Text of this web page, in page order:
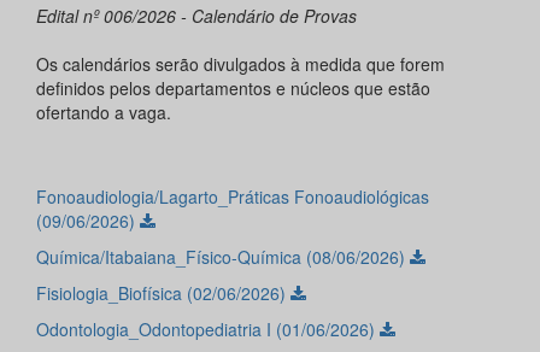
Edital nº 006/2026 - Calendário de Provas
Os calendários serão divulgados à medida que forem
definidos pelos departamentos e núcleos que estão
ofertando a vaga.
Fonoaudiologia/Lagarto_Práticas Fonoaudiológicas
(09/06/2026)
Química/Itabaiana_Físico-Química (08/06/2026)
Fisiologia_Biofísica (02/06/2026)
Odontologia_Odontopediatria I (01/06/2026)